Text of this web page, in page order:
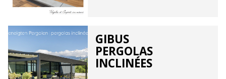
GIBUS
PERGOLAS
INCLINÉES